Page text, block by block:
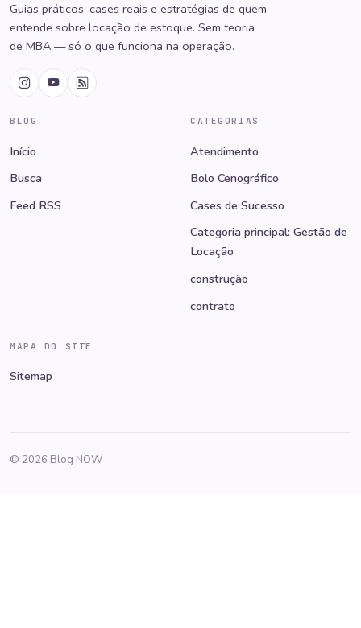
Guias práticos, cases reais e estratégias de quem
entende sobre locação de estoque. Sem teoria
de MBA — só o que funciona na operação.
BLOG
Início
Busca
Feed RSS
CATEGORIAS
Atendimento
Bolo Cenográfico
Cases de Sucesso
Categoria principal: Gestão de
Locação
construção
contrato
MAPA DO SITE
Sitemap
© 2026 Blog NOW